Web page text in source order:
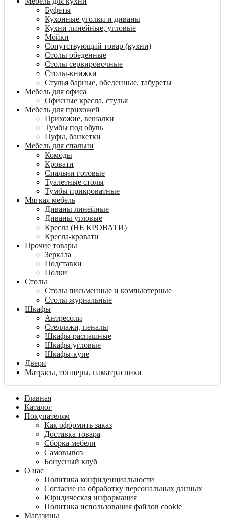
Буфеты
Кухонные уголки и диваны
Кухни линейные, угловые
Мойки
Сопутствующий товар (кухни)
Столы обеденные
Столы сервировочные
Столы-книжки
Стулья барные, обеденные, табуреты
Мебель для офиса
Офисные кресла, стулья
Мебель для прихожей
Прихожие, вешалки
Тумбы под обувь
Пуфы, банкетки
Мебель для спальни
Комоды
Кровати
Спальни готовые
Туалетные столы
Тумбы прикроватные
Мягкая мебель
Диваны линейные
Диваны угловые
Кресла (НЕ КРОВАТИ)
Кресла-кровати
Прочие товары
Зеркала
Подставки
Полки
Столы
Столы письменные и компьютерные
Столы журнальные
Шкафы
Антресоли
Стеллажи, пеналы
Шкафы распашные
Шкафы угловые
Шкафы-купе
Двери
Матрасы, топперы, наматрасники
Главная
Каталог
Покупателям
Как оформить заказ
Доставка товара
Сборка мебели
Самовывоз
Бонусный клуб
О нас
Политика конфиденциальности
Согласие на обработку персональных данных
Юридическая информация
Политика использования файлов cookie
Магазины